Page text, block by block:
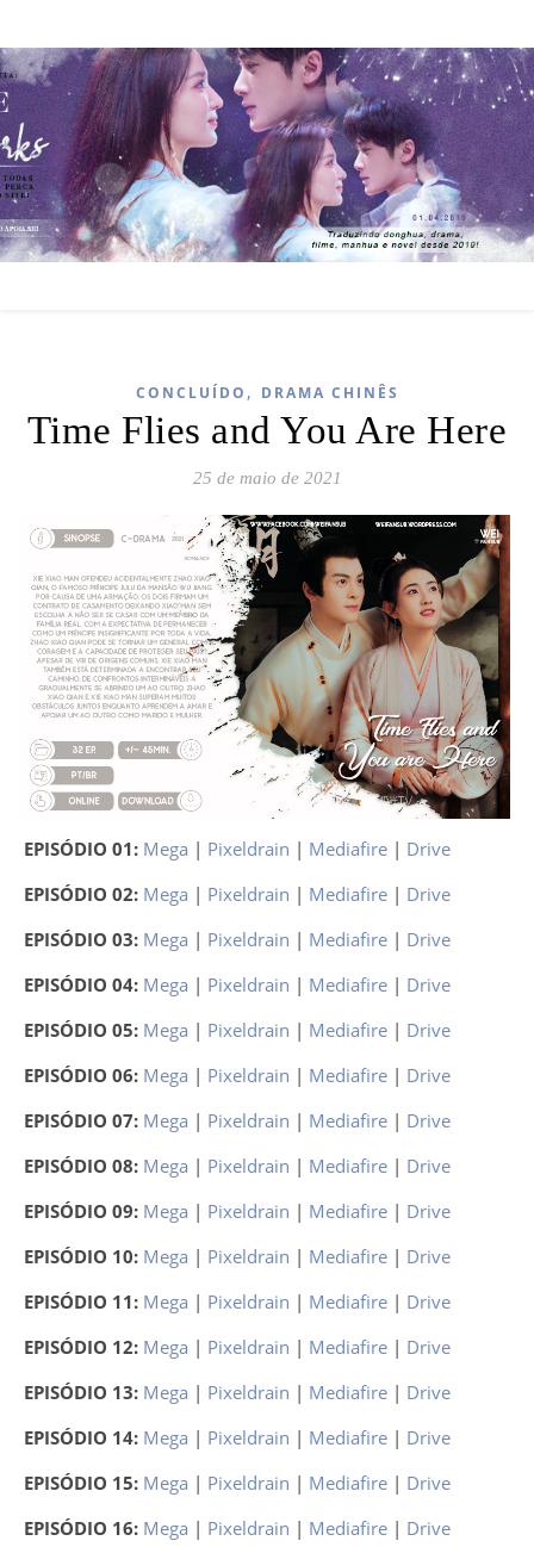
CONCLUÍDO , DRAMA CHINÊS
Time Flies and You Are Here
25 de maio de 2021
EPISÓDIO 01: Mega | Pixeldrain | Mediafire | Drive
EPISÓDIO 02: Mega | Pixeldrain | Mediafire | Drive
EPISÓDIO 03: Mega | Pixeldrain | Mediafire | Drive
EPISÓDIO 04: Mega | Pixeldrain | Mediafire | Drive
EPISÓDIO 05: Mega | Pixeldrain | Mediafire | Drive
EPISÓDIO 06: Mega | Pixeldrain | Mediafire | Drive
EPISÓDIO 07: Mega | Pixeldrain | Mediafire | Drive
EPISÓDIO 08: Mega | Pixeldrain | Mediafire | Drive
EPISÓDIO 09: Mega | Pixeldrain | Mediafire | Drive
EPISÓDIO 10: Mega | Pixeldrain | Mediafire | Drive
EPISÓDIO 11: Mega | Pixeldrain | Mediafire | Drive
EPISÓDIO 12: Mega | Pixeldrain | Mediafire | Drive
EPISÓDIO 13: Mega | Pixeldrain | Mediafire | Drive
EPISÓDIO 14: Mega | Pixeldrain | Mediafire | Drive
EPISÓDIO 15: Mega | Pixeldrain | Mediafire | Drive
EPISÓDIO 16: Mega | Pixeldrain | Mediafire | Drive